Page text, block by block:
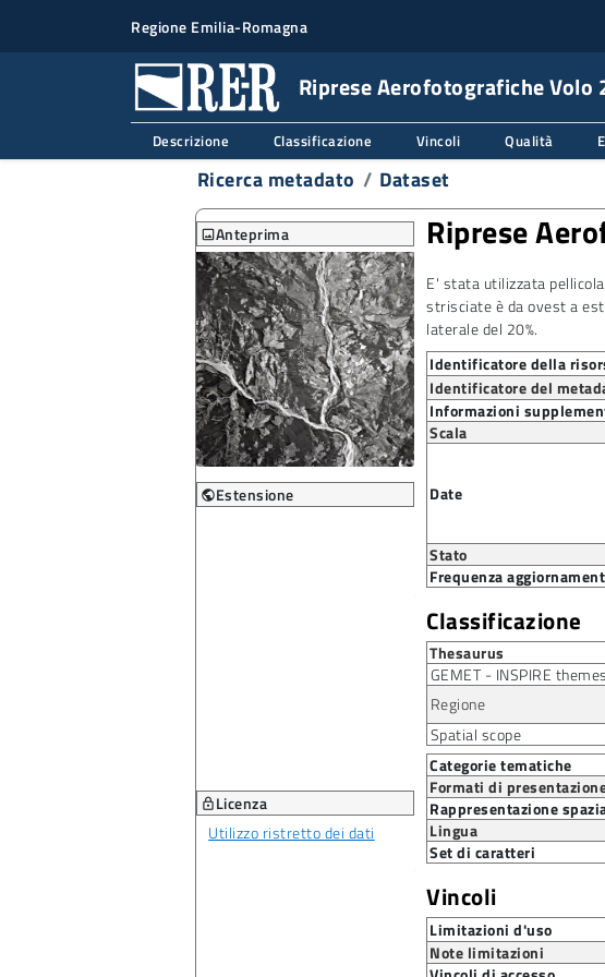
Regione Emilia-Romagna
Riprese Aerofotografiche Volo
Descrizione Classificazione Vincoli Qualità
Ricerca metadato Dataset
imageAnteprima
publicEstensione
lock Licenza
Utilizzo ristretto dei dati
Riprese
E' stata utilizzata
strisciate è da ovest a
laterale del 20%.
Identificatore della
Identificatore del
Informazioni
Scala
Date
Stato
Frequenza
Classificazione
Thesaurus
GEMET - INSPIRE
Regione
Spatial scope
Categorie tematiche
Formati di
Rappresentazione
Lingua
Set di caratteri
Vincoli
Limitazioni d'uso
Note limitazioni